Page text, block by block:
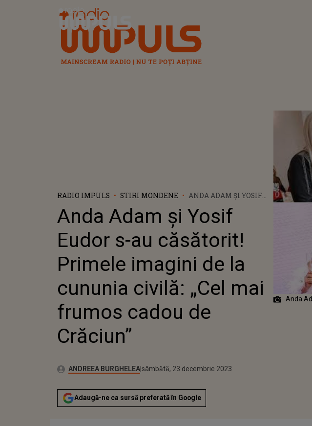
Radio Impuls
RADIO IMPULS STIRI MONDENE
ANDA ADAM ŞI YOSIF
CĂSĂTORIT! PRIMELE
IMAGINI DE LA
CUNUNIA CIVILĂ: „CEL
MAI FRUMOS CADOU DE
CRĂCIUN”
Anda Adam şi Yosif
Eudor s-au căsătorit!
Primele imagini de la
cununia civilă: „Cel mai
frumos cadou de
Crăciun”
Autor:ANDREEA BURGHELEAPublicat:
vineri, 23 decembrie 2022
Actualizat:
sâmbătă, 23 decembrie 2023
Adaugă-ne ca sursă preferată în Google
Anda